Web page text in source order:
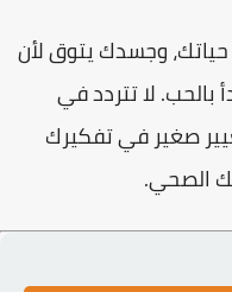
حياتك، وجسدك يتوق لأن
لا تتردد في
صغير في تفكيرك
الصحي.